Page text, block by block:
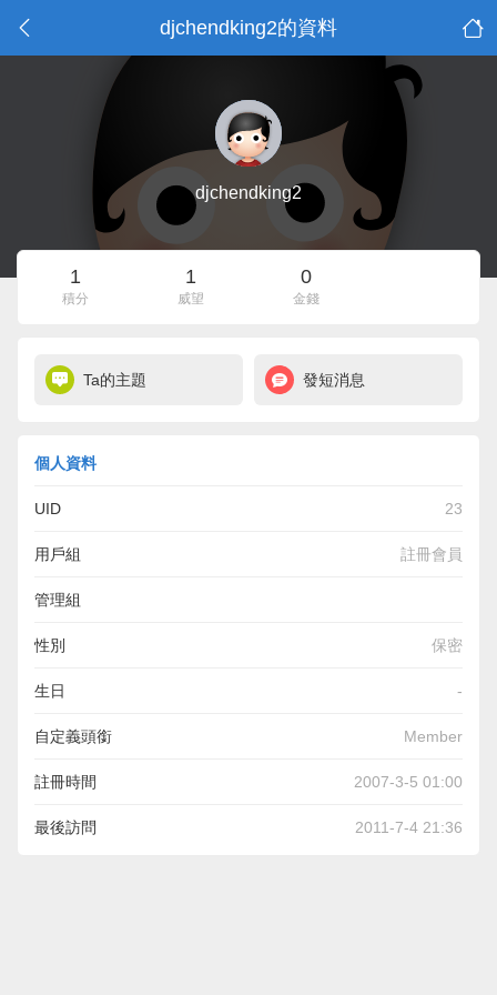
djchendking2的資料
djchendking2
1
積分
1
威望
0
金錢
Ta的主題 發短消息
個人資料
UID 23
用戶組 註冊會員
管理組
性別 保密
生日 -
自定義頭銜 Member
註冊時間 2007-3-5 01:00
最後訪問 2011-7-4 21:36